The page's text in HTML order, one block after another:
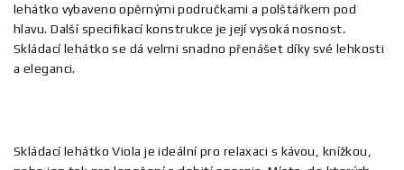
lehátko vybaveno opěrnými područkami a polštářkem pod
hlavu. Další specifikací konstrukce je její vysoká nosnost.
Skládací lehátko se dá velmi snadno přenášet díky své lehkosti
a eleganci.
Skládací lehátko Viola je ideální pro relaxaci s kávou, knížkou,